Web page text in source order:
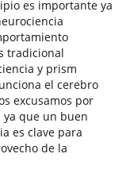
es importante ya
tradicional
y prism
el cerebro
excusamos por
que un buen
es clave para
de la